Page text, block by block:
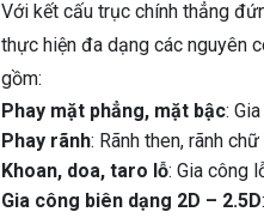
Với kết cấu trục chính thẳng
thực hiện đa dạng các nguyên
gồm:
Phay mặt phẳng, mặt bậc:
Phay rãnh: Rãnh then, rãnh
Khoan, doa, taro lỗ: Gia công
Gia công biên dạng 2D – 2.5D